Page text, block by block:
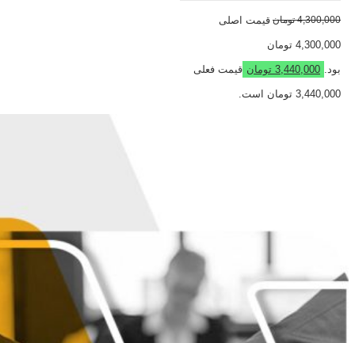
4,300,000 تومان قیمت اصلی
4,300,000 تومان
بود. 3,440,000 تومان قیمت فعلی
3,440,000 تومان است.